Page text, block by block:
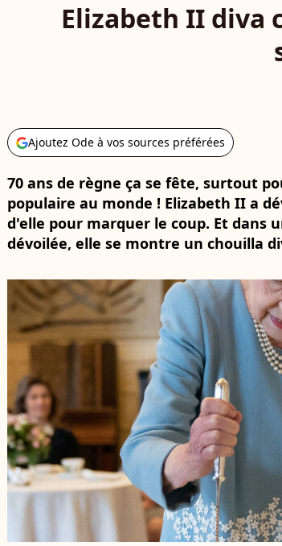
Elizabeth II diva
Ajoutez Ode à vos sources préférées
70 ans de règne ça se fête, surtout
populaire au monde ! Elizabeth II a
d'elle pour marquer le coup. Et dans
dévoilée, elle se montre un chouilla